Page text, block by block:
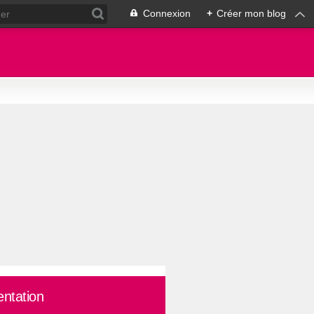
Connexion + Créer mon blog